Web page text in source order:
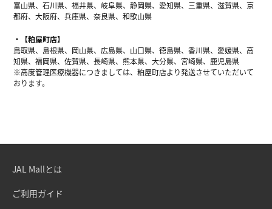
富山県、石川県、福井県、岐阜県、静岡県、愛知県、三重県、滋賀県、京
都府、大阪府、兵庫県、奈良県、和歌山県
【粕屋町店】
鳥取県、島根県、岡山県、広島県、山口県、徳島県、香川県、愛媛県、高
知県、福岡県、佐賀県、長崎県、熊本県、大分県、宮崎県、鹿児島県
※高度管理医療機器につきましては、粕屋町店より発送させていただいて
おります。
JAL Mallとは
ご利用ガイド